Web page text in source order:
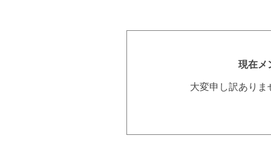
現在メ
大変申し訳あり